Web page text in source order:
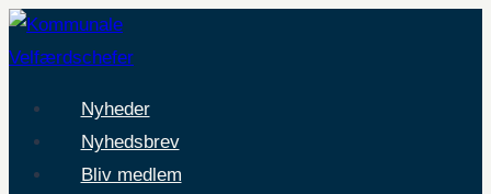
Fortsæt
til
Nyheder
Nyhedsbrev
Bliv medlem